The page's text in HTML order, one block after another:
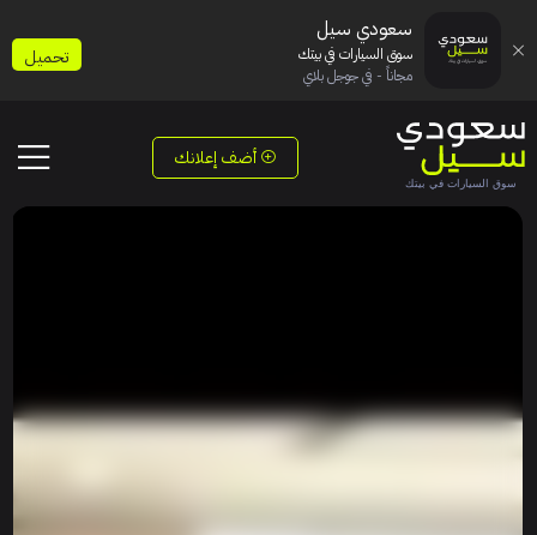
أضف إعلانك
سعودي سيل
سوق السيارات في بيتك
مجاناً - في جوجل بلاي
تحميل